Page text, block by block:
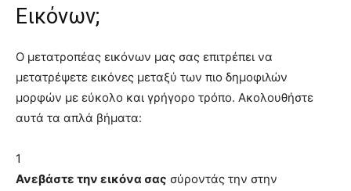
Εικόνων;
Ο μετατροπέας εικόνων μας σας επιτρέπει να
μετατρέψετε εικόνες μεταξύ των πιο δημοφιλών
μορφών με εύκολο και γρήγορο τρόπο. Ακολουθήστε
αυτά τα απλά βήματα:
1
Ανεβάστε την εικόνα σας σύροντάς την στην